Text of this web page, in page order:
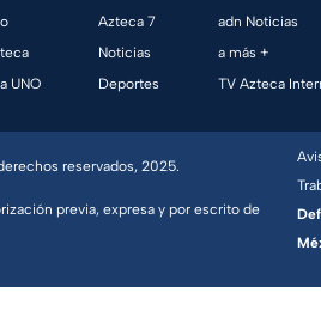
UNO
Azteca 7
Noticias
Deportes
adn Noticias
a más +
TV Azteca
reservados, 2025.
previa, expresa y por escrito de